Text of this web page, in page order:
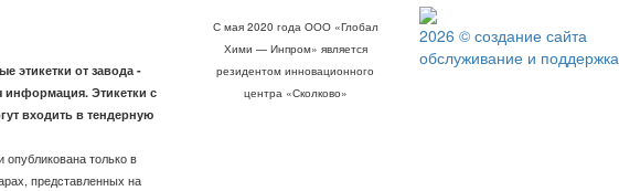
этикетки от завода -
информация. Этикетки с
входить в тендерную
только в
представленных на
С мая 2020 года ООО «Глобал
Хими — Инпром» является
резидентом инновационного
центра «Сколково»
2026 © создание сайта
обслуживание и поддержка